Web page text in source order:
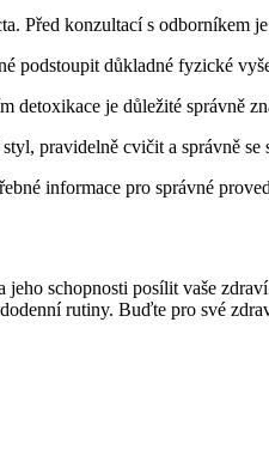
Před konzultací s odborníkem
podstoupit důkladné fyzické
detoxikace je důležité správně
pravidelně cvičit a správně se
informace pro správné
schopnosti posílit vaše
rutiny. Buďte pro své